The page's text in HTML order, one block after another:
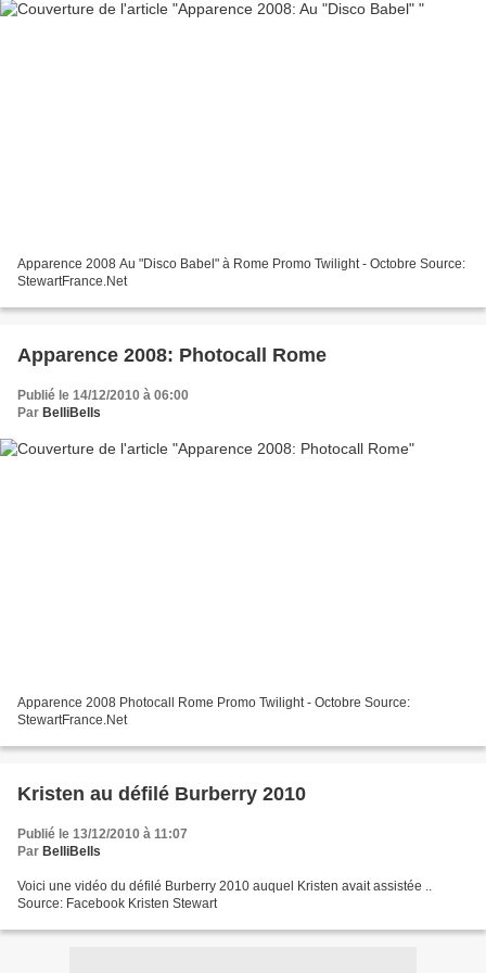
Apparence 2008 Au "Disco Babel" à Rome Promo Twilight - Octobre Source:
StewartFrance.Net
Apparence 2008: Photocall Rome
Publié le 14/12/2010 à 06:00
Par BelliBells
Apparence 2008 Photocall Rome Promo Twilight - Octobre Source:
StewartFrance.Net
Kristen au défilé Burberry 2010
Publié le 13/12/2010 à 11:07
Par BelliBells
Voici une vidéo du défilé Burberry 2010 auquel Kristen avait assistée ..
Source: Facebook Kristen Stewart